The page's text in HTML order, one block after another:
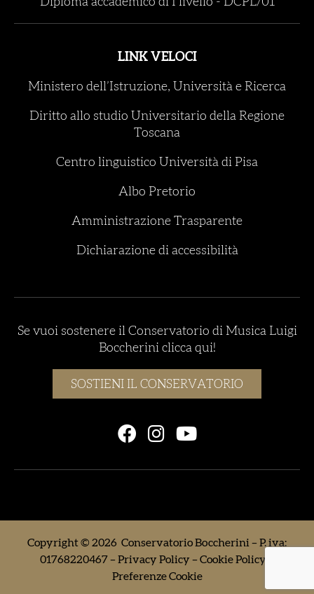
LINK VELOCI
Ministero dell’Istruzione, Università e Ricerca
Diritto allo studio Universitario della Regione
Toscana
Centro linguistico Università di Pisa
Albo Pretorio
Amministrazione Trasparente
Dichiarazione di accessibilità
Se vuoi sostenere il Conservatorio di Musica Luigi
Boccherini clicca qui!
SOSTIENI IL CONSERVATORIO
Copyright © 2026 Conservatorio Boccherini – P. iva:
01768220467 –Privacy Policy–Cookie Policy
Preferenze Cookie